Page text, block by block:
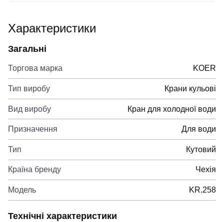
Характеристики
Загальні
Торгова марка KOER
Тип виробу Крани кульові
Вид виробу Кран для холодної води
Призначення Для води
Тип Кутовий
Країна бренду Чехія
Модель KR.258
Технічні характеристики